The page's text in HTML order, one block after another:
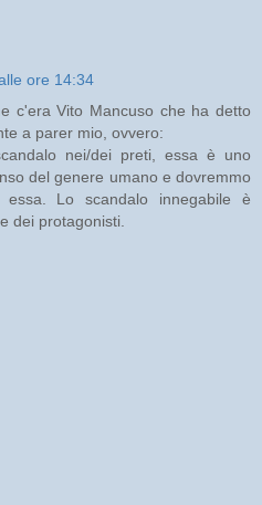
ore 14:34
c'era Vito Mancuso che ha detto
a parer mio, ovvero:
nei/dei preti, essa è uno
del genere umano e dovremmo
Lo scandalo innegabile è
dei protagonisti.